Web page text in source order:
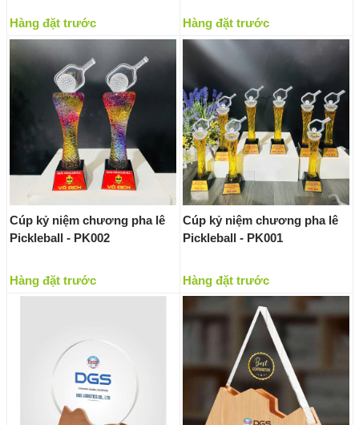
Hàng đặt trước Hàng đặt trước
Cúp kỷ niệm chương pha lê
Pickleball - PK002
Hàng đặt trước
Cúp kỷ niệm chương pha lê
Pickleball - PK001
Hàng đặt trước